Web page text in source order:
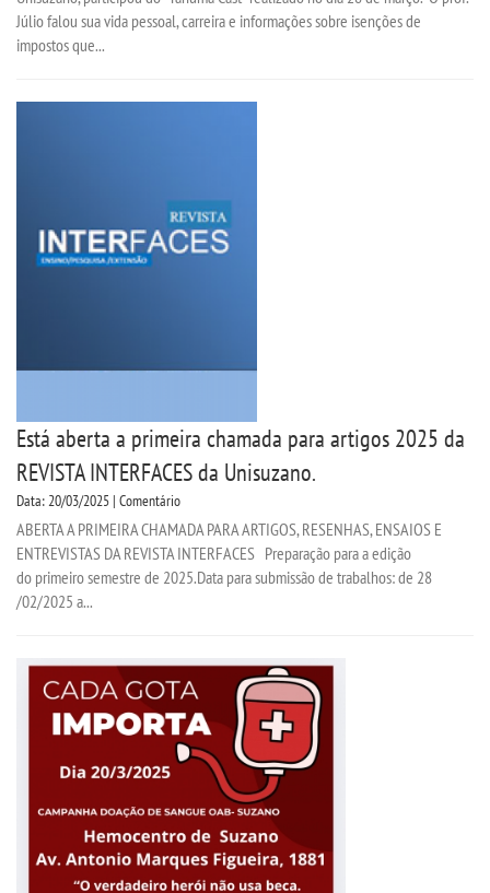
LOGIN
PORTAL DE PROFESSORES/ACADÊMICO
FALE CONOSCO
IMPRENSA
TRABALHE CONOSCO
OUVIDORIA
Júlio falou sua vida pessoal, carreira e informações sobre isenções de
impostos que...
Está aberta a primeira chamada para artigos 2025 da
REVISTA INTERFACES da Unisuzano.
Data: 20/03/2025 | Comentário
ABERTA A PRIMEIRA CHAMADA PARA ARTIGOS, RESENHAS, ENSAIOS E
ENTREVISTAS DA REVISTA INTERFACES Preparação para a edição
do primeiro semestre de 2025.Data para submissão de trabalhos: de 28
/02/2025 a...